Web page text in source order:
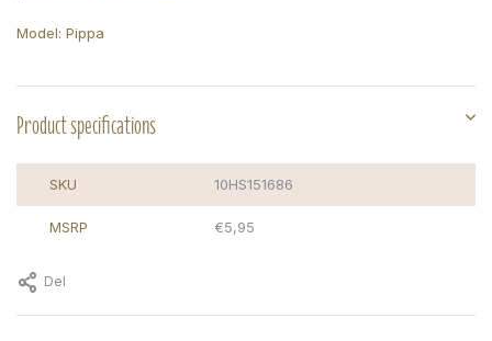
Model: Pippa
Product specifications
SKU 10HS151686
MSRP €5,95
Del